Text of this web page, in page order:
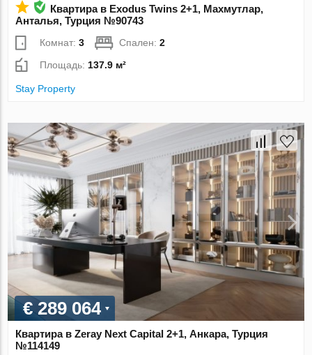
Квартира в Exodus Twins 2+1, Махмутлар,
Анталья, Турция №90743
Комнат:3 Спален:2
Площадь:137.9 м²
Stay Property
€ 289 064
Квартира в Zeray Next Capital 2+1, Анкара, Турция
№114149